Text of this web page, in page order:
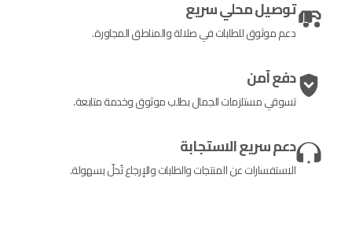
توصيل محلي سريع
دعم موثوق للطلبات في صلالة والمناطق المجاورة.
دفع آمن
تسوقي مستلزمات الجمال بطلب موثوق وخدمة متابعة.
دعم سريع الاستجابة
الاستفسارات عن المنتجات والطلبات والإرجاع تُحلّ بسهولة.